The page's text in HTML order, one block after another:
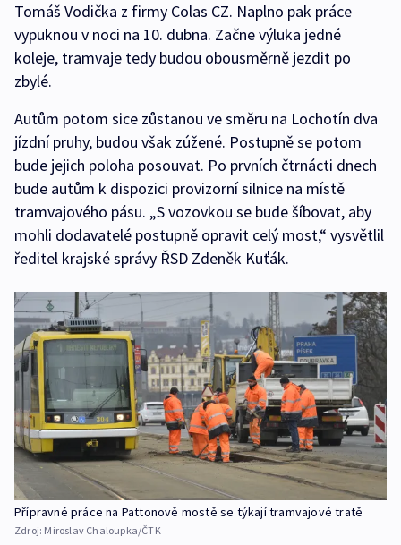
Tomáš Vodička z firmy Colas CZ. Naplno pak práce
vypuknou v noci na 10. dubna. Začne výluka jedné
koleje, tramvaje tedy budou obousměrně jezdit po
zbylé.
Autům potom sice zůstanou ve směru na Lochotín dva
jízdní pruhy, budou však zúžené. Postupně se potom
bude jejich poloha posouvat. Po prvních čtrnácti dnech
bude autům k dispozici provizorní silnice na místě
tramvajového pásu. „S vozovkou se bude šíbovat, aby
mohli dodavatelé postupně opravit celý most,“ vysvětlil
ředitel krajské správy ŘSD Zdeněk Kuťák.
Přípravné práce na Pattonově mostě se týkají tramvajové tratě
Zdroj: Miroslav Chaloupka/ČTK